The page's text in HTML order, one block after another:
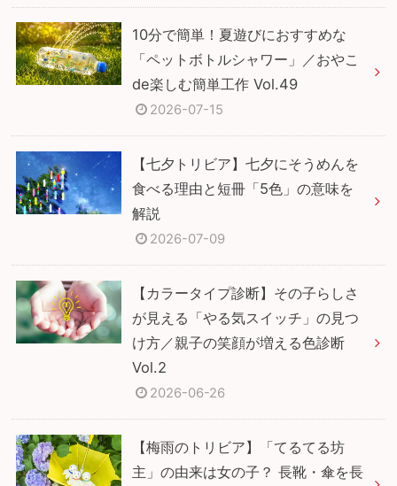
10分で簡単！夏遊びにおすすめな
「ペットボトルシャワー」／おやこ
de楽しむ簡単工作 Vol.49
2026-07-15
【七夕トリビア】七夕にそうめんを
食べる理由と短冊「5色」の意味を
解説
2026-07-09
【カラータイプ診断】その子らしさ
が見える「やる気スイッチ」の見つ
け方／親子の笑顔が増える色診断
Vol.2
2026-06-26
【梅雨のトリビア】「てるてる坊
主」の由来は女の子？ 長靴・傘を長